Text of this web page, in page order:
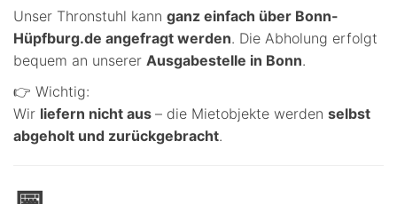
Unser Thronstuhl kann ganz einfach über Bonn-
Hüpfburg.de angefragt werden. Die Abholung erfolgt
bequem an unserer Ausgabestelle in Bonn.
👉 Wichtig:
Wir liefern nicht aus – die Mietobjekte werden selbst
abgeholt und zurückgebracht.